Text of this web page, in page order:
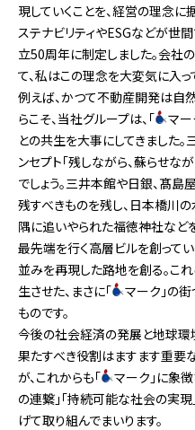
現していくことを、経営の理念に
ステナビリティやESGなどが世
立50周年に制定しました。会社
て、私はこの理念を大変気に入っ
例えば、かつて不動産開発は自
らこそ、当社グループは、「
マー
との共生を大事にしてきました
ンセプト「残しながら、蘇らせな
でしょう。三井本館や日銀、髙
残すべきものを残し、日本橋川
隅に追いやられた福徳神社など
最先端を行く高層ビルを創って
並みを再現した路地を創る。これ
生させた、まさに「
マーク」の
ものです。
今後の社会経済の発展と地球環
果たすべき役割はますます重要
が、これからも「
マーク」に象
の連繋」「持続可能な社会の実
げて取り組んでまいります。